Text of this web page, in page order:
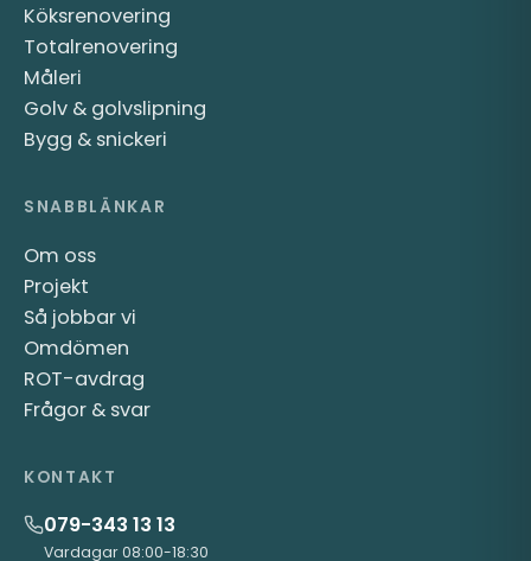
Köksrenovering
Totalrenovering
Måleri
Golv & golvslipning
Bygg & snickeri
SNABBLÄNKAR
Om oss
Projekt
Så jobbar vi
Omdömen
ROT-avdrag
Frågor & svar
KONTAKT
079-343 13 13
Vardagar 08:00-18:30